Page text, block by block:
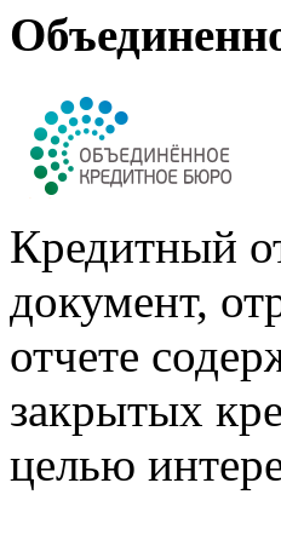
Кредитный
документ,
отчете
закрытых
целью